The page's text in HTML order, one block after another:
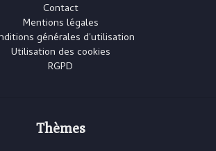
Contact
Mentions légales
générales d'utilisation
Utilisation des cookies
RGPD
Thèmes